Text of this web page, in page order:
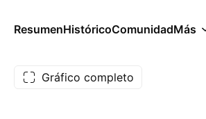
ResumenHistóricoComunidadMás
Gráfico completo